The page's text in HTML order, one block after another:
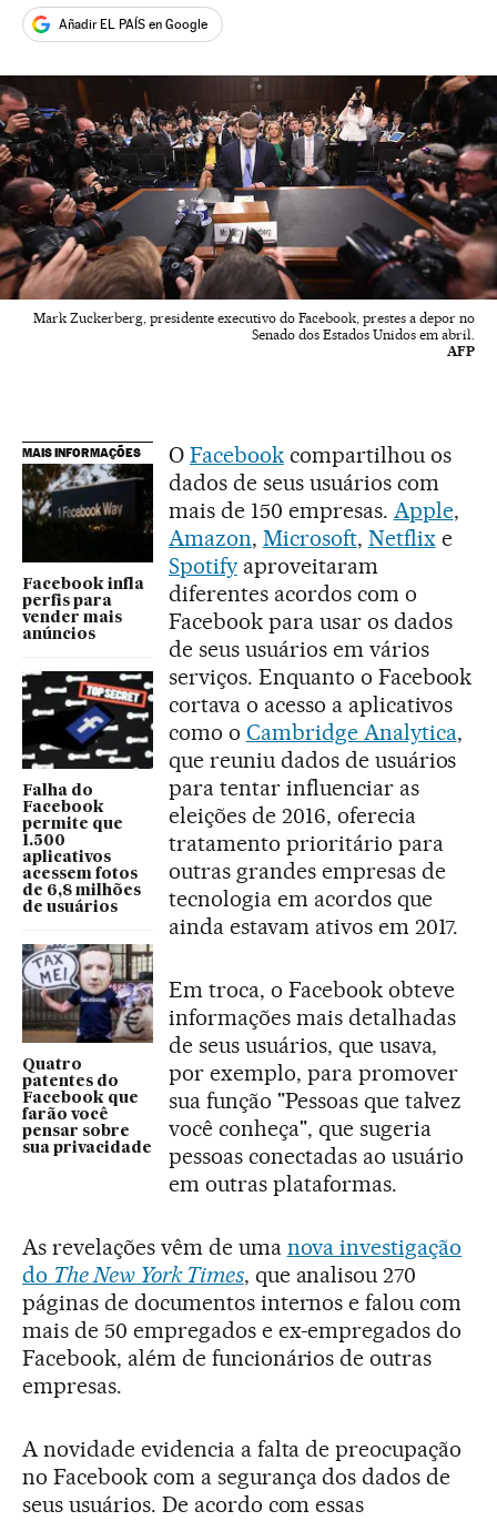
Añadir EL PAÍS en Google
Mark Zuckerberg, presidente executivo do Facebook, prestes a depor no
Senado dos Estados Unidos em abril.
AFP
MAIS INFORMAÇÕES
Facebook infla
perfis para
vender mais
anúncios
Falha do
Facebook
permite que
1.500
aplicativos
acessem fotos
de 6,8 milhões
de usuários
Quatro
patentes do
Facebook que
farão você
pensar sobre
sua privacidade
O Facebookcompartilhou os
dados de seus usuários com
mais de 150 empresas. Apple,
Amazon, Microsoft, Netflixe
Spotifyaproveitaram
diferentes acordos com o
Facebook para usar os dados
de seus usuários em vários
serviços. Enquanto o Facebook
cortava o acesso a aplicativos
como o Cambridge Analytica,
que reuniu dados de usuários
para tentar influenciar as
eleições de 2016, oferecia
tratamento prioritário para
outras grandes empresas de
tecnologia em acordos que
ainda estavam ativos em 2017.
Em troca, o Facebook obteve
informações mais detalhadas
de seus usuários, que usava,
por exemplo, para promover
sua função "Pessoas que talvez
você conheça", que sugeria
pessoas conectadas ao usuário
em outras plataformas.
As revelações vêm de uma nova investigação
do The New York Times, que analisou 270
páginas de documentos internos e falou com
mais de 50 empregados e ex-empregados do
Facebook, além de funcionários de outras
empresas.
A novidade evidencia a falta de preocupação
no Facebook com a segurança dos dados de
seus usuários. De acordo com essas